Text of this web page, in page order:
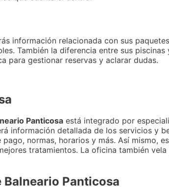
información relacionada con sus
También la diferencia entre sus
para gestionar reservas y aclarar dudas.
Panticosa está integrado por
información detallada de los servicios y
normas, horarios y más. Así mismo,
tratamientos. La oficina también
Panticosa